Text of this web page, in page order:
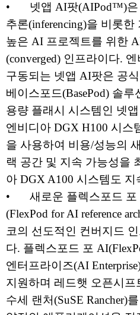
•
넷앱 AI팟(AIPod™)은
추론(inferencing)을 비롯
높은 AI 프로젝트를 위한
(converged) 인프라이다.
구동되는 넷앱 AI팟은 공
베이스포드(BasePod) 솔
용량 플래시 시스템인 넷
엔비디아 DGX H100 시스
을 사용하여 비용/성능의
랙 공간 및 지속 가능성을
아 DGX A100 시스템도
•
새로운 플렉스포드
(FlexPod for AI reference
코의 선도적인 컨버지드
다. 플렉스포드 포
엔터프라이즈(AI
지원하며 레드햇 오픈시프
수세 랜처(SuSE Rancher)